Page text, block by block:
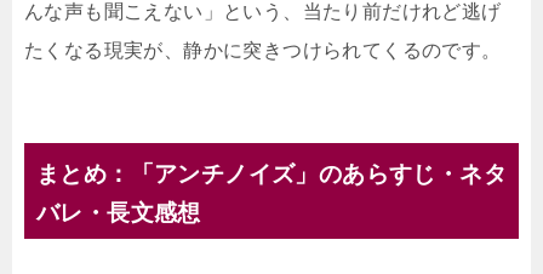
んな声も聞こえない」という、当たり前だけれど逃げ
たくなる現実が、静かに突きつけられてくるのです。
まとめ：「アンチノイズ」のあらすじ・ネタ
バレ・長文感想